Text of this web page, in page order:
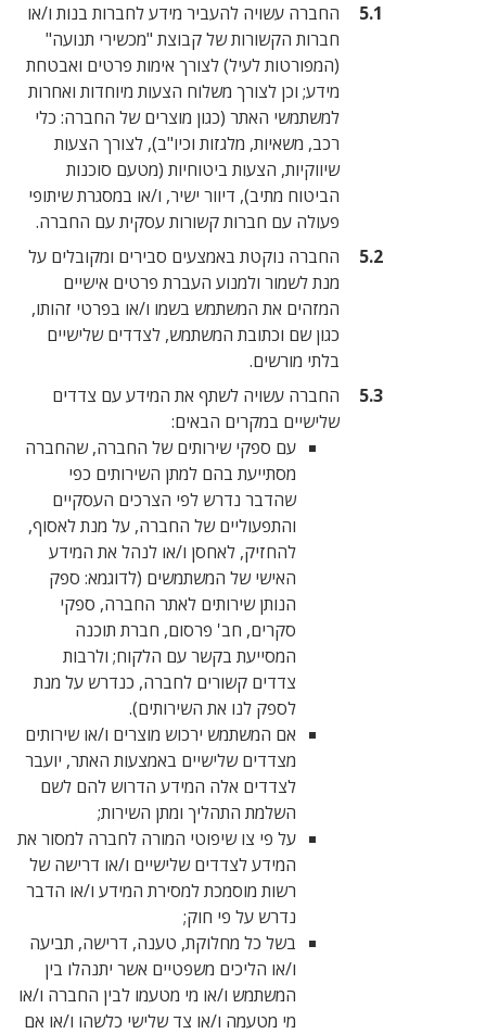
החברה עשויה להעביר מידע לחברות בנות ו/או
חברות הקשורות של קבוצת "מכשירי תנועה"
(המפורטות לעיל) לצורך אימות פרטים ואבטחת
מידע; וכן לצורך משלוח הצעות מיוחדות ואחרות
למשתמשי האתר (כגון מוצרים של החברה: כלי
רכב, משאיות, מלגזות וכיו"ב), לצורך הצעות
שיווקיות, הצעות ביטוחיות (מטעם סוכנות
הביטוח מתיב), דיוור ישיר, ו/או במסגרת שיתופי
פעולה עם חברות קשורות עסקית עם החברה.
החברה נוקטת באמצעים סבירים ומקובלים על
מנת לשמור ולמנוע העברת פרטים אישיים
המזהים את המשתמש בשמו ו/או בפרטי זהותו,
כגון שם וכתובת המשתמש, לצדדים שלישיים
החברה עשויה לשתף את המידע עם צדדים
שלישיים במקרים הבאים:
עם ספקי שירותים של החברה, שהחברה
מסתייעת בהם למתן השירותים כפי
שהדבר נדרש לפי הצרכים העסקיים
והתפעוליים של החברה, על מנת לאסוף,
להחזיק, לאחסן ו/או לנהל את המידע
האישי של המשתמשים (לדוגמא: ספק
הנותן שירותים לאתר החברה, ספקי
סקרים, חב' פרסום, חברת תוכנה
המסייעת בקשר עם הלקוח; ולרבות
צדדים קשורים לחברה, כנדרש על מנת
לספק לנו את השירותים).
אם המשתמש ירכוש מוצרים ו/או שירותים
מצדדים שלישיים באמצעות האתר, יועבר
לצדדים אלה המידע הדרוש להם לשם
השלמת התהליך ומתן השירות;
על פי צו שיפוטי המורה לחברה למסור את
המידע לצדדים שלישיים ו/או דרישה של
רשות מוסמכת למסירת המידע ו/או הדבר
בשל כל מחלוקת, טענה, דרישה, תביעה
ו/או הליכים משפטיים אשר יתנהלו בין
המשתמש ו/או מי מטעמו לבין החברה ו/או
מי מטעמה ו/או צד שלישי כלשהו ו/או אם